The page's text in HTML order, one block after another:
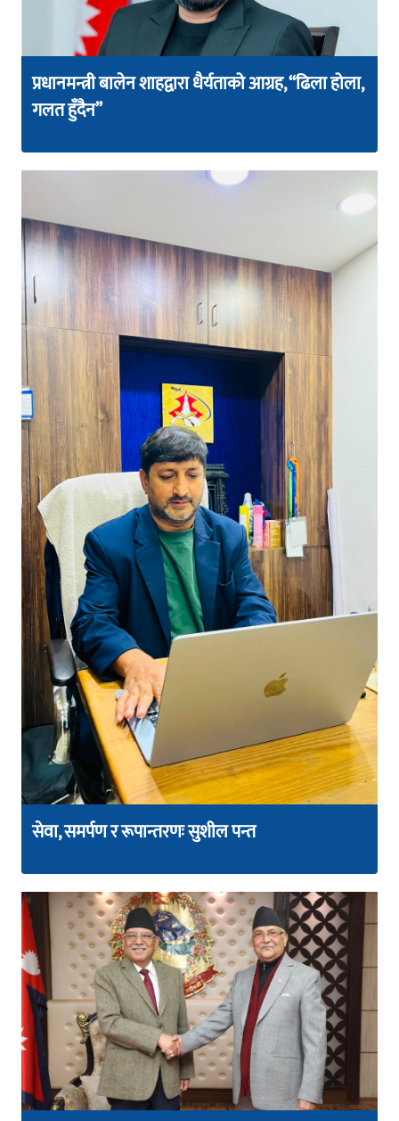
प्रधानमन्त्री बालेन शाहद्वारा धैर्यताको आग्रह, “ढिला होला,
गलत हुँदैन”
सेवा, समर्पण र रूपान्तरणः सुशील पन्त